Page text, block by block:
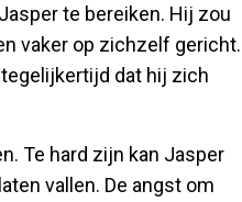
te bereiken. Hij zou
vaker op zichzelf gericht.
dat hij zich
Te hard zijn kan Jasper
vallen. De angst om